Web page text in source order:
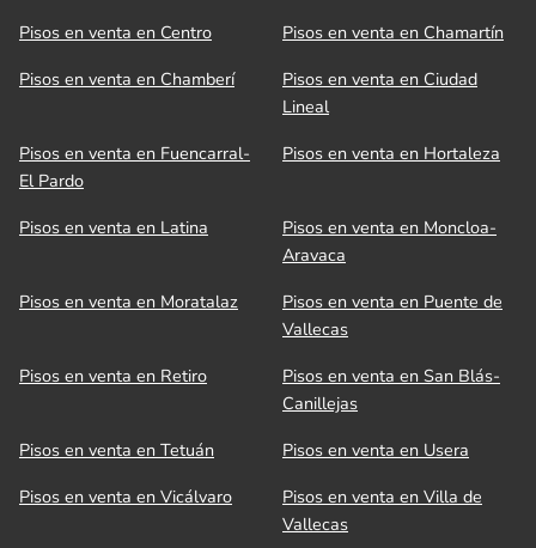
Pisos en venta en Centro
Pisos en venta en Chamartín
Pisos en venta en Chamberí
Pisos en venta en Ciudad
Lineal
Pisos en venta en Fuencarral-
El Pardo
Pisos en venta en Hortaleza
Pisos en venta en Latina
Pisos en venta en Moncloa-
Aravaca
Pisos en venta en Moratalaz
Pisos en venta en Puente de
Vallecas
Pisos en venta en Retiro
Pisos en venta en San Blás-
Canillejas
Pisos en venta en Tetuán
Pisos en venta en Usera
Pisos en venta en Vicálvaro
Pisos en venta en Villa de
Vallecas